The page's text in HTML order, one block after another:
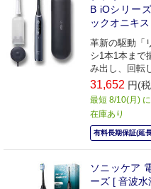
B iOシリー
ックオニキ
革新の駆動「
シ1本1本まで
み出し、回転
す。
31,652 円(
最短 8/10(月)
在庫あり
有料長期保証(延
ソニッケア
ーズ [ 音波